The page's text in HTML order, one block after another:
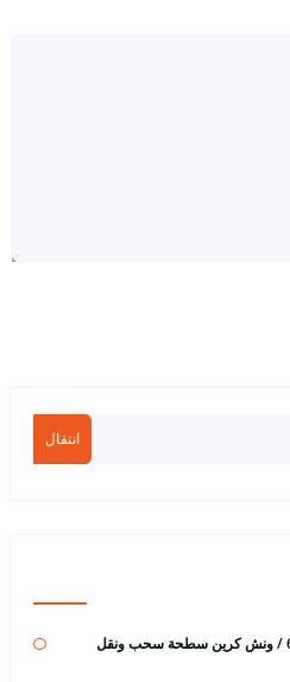
انتقال
ونش ابو حليفة رقم / 65557275 / ونش كرين سطحة سحب ونقل